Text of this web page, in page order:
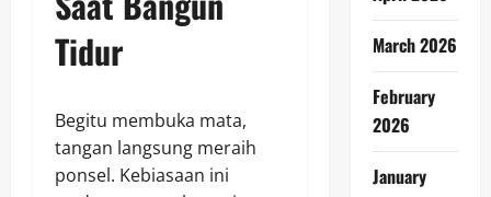
Tidur
Begitu membuka mata,
tangan langsung meraih
ponsel. Kebiasaan ini
March 2026
February
2026
January